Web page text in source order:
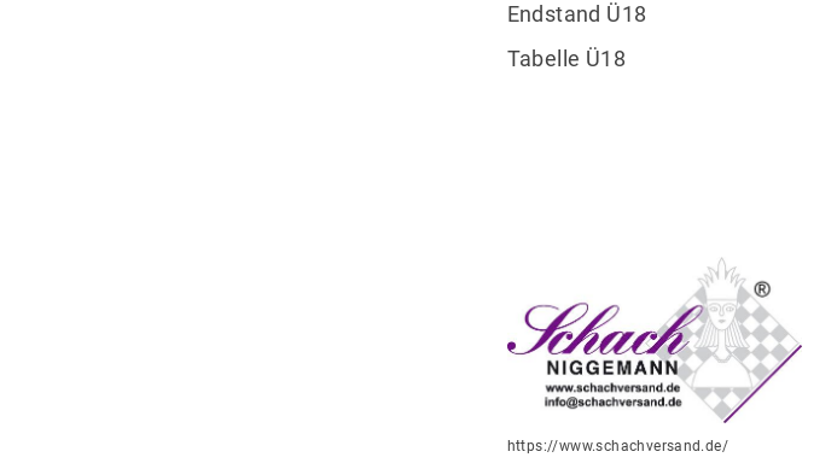
Endstand Ü18
Tabelle Ü18
https://www.schachversand.de/